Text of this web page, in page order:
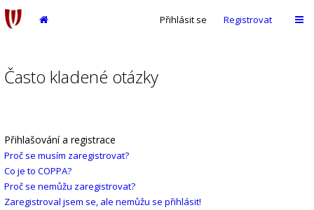
Přihlásit se Registrovat
Často kladené otázky
Přihlašování a registrace
Proč se musím zaregistrovat?
Co je to COPPA?
Proč se nemůžu zaregistrovat?
Zaregistroval jsem se, ale nemůžu se přihlásit!